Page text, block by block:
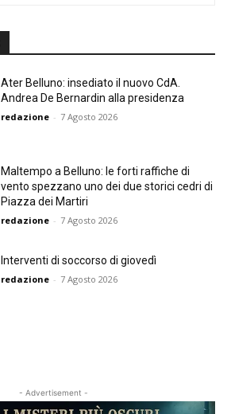
Ater Belluno: insediato il nuovo CdA.
Andrea De Bernardin alla presidenza
redazione - 7 Agosto 2026
Maltempo a Belluno: le forti raffiche di
vento spezzano uno dei due storici cedri di
Piazza dei Martiri
redazione - 7 Agosto 2026
Interventi di soccorso di giovedì
redazione - 7 Agosto 2026
- Advertisement -